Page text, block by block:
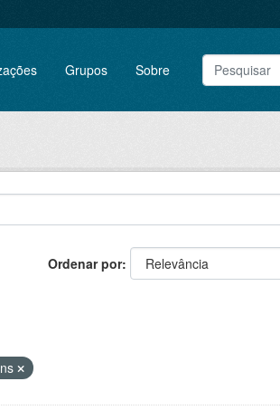
Grupos Sobre
Ordenar por